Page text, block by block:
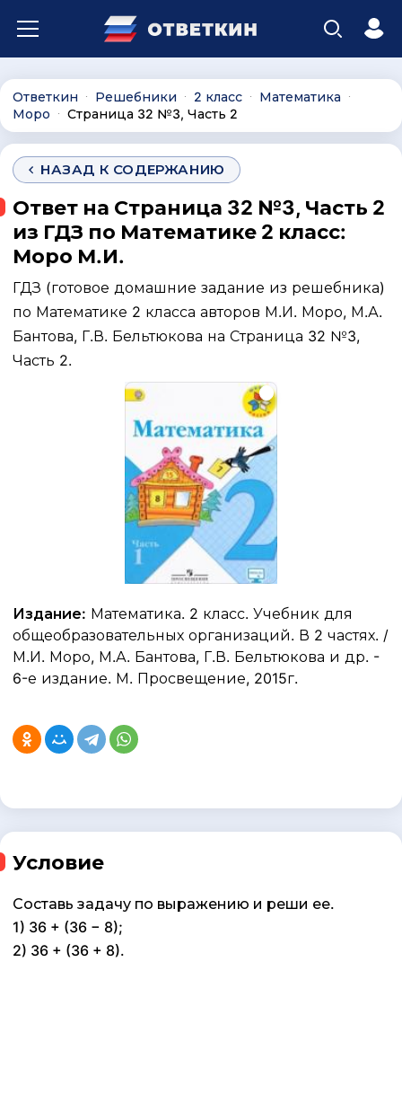
Ответкин ∙ Решебники ∙ 2 класс ∙ Математика ∙
Моро ∙ Страница 32 №3, Часть 2
НАЗАД К СОДЕРЖАНИЮ
Ответ на Страница 32 №3, Часть 2
из ГДЗ по Математике 2 класс:
Моро М.И.
ГДЗ (готовое домашние задание из решебника)
по Математике 2 класса авторов М.И. Моро, М.А.
Бантова, Г.В. Бельтюкова на Страница 32 №3,
Часть 2.
Издание: Математика. 2 класс. Учебник для
общеобразовательных организаций. В 2 частях. /
М.И. Моро, М.А. Бантова, Г.В. Бельтюкова и др. -
6-е издание. М. Просвещение, 2015г.
Условие
Составь задачу по выражению и реши ее.
1) 36 + (36 − 8);
2) 36 + (36 + 8).